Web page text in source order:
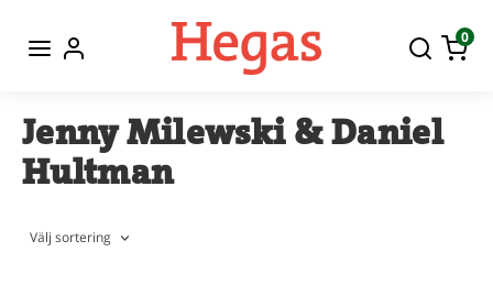
0
Jenny Milewski & Daniel
Hultman
Välj sortering